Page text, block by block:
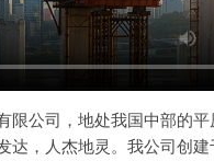
限公司，地处我国中部的平
达，人杰地灵。我公司创建